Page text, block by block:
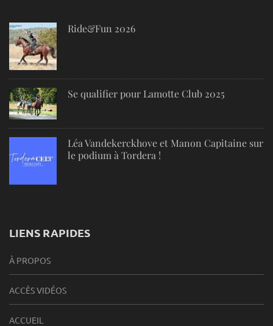
Ride&Fun 2026
Se qualifier pour Lamotte Club 2025
Léa Vandekerckhove et Manon Capitaine sur
le podium à Tordera !
LIENS RAPIDES
À PROPOS
ACCÈS VIDÉOS
ACCUEIL